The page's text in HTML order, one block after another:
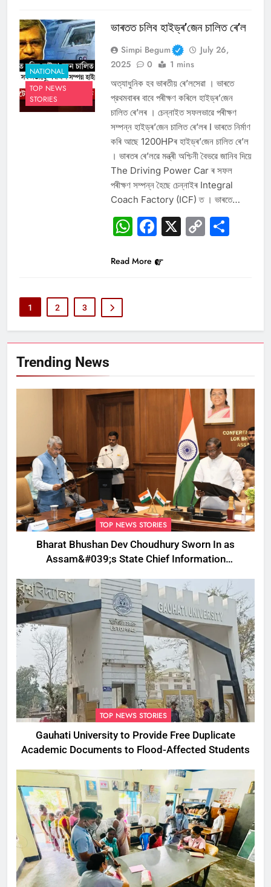
NATIONAL
TOP NEWS
STORIES
ভাৰতত চলিব হাইড্ৰ’জেন চালিত ৰে’ল
Simpi Begum
July 26,
2025
0 1 mins
অত্যাধুনিক হব ভাৰতীয় ৰে’লসেৱা । ভাৰতে
প্রথমবাৰৰ বাবে পৰীক্ষণ কৰিলে হাইড্ৰ’জেন
চালিত ৰে’লৰ । চেন্নাইত সফলভাৱে পৰীক্ষণ
সম্পন্ন হাইড্ৰ’জেন চালিত ৰে’লৰ I ভাৰতে নিৰ্মাণ
কৰি আছে 1200HPৰ হাইড্ৰ’জেন চালিত ৰে’ল
। ভাৰতৰ ৰে’লৱে মন্ত্ৰী অশ্চিনী বৈভৱে জানিব দিয়ে
The Driving Power Car ৰ সফল
পৰীক্ষণ সম্পন্ন হৈছে চেন্নাইৰ Integral
Coach Factory (ICF) ত । ভাৰতে…
WhatsApp
Facebook
X Copy
Read More
1 2 3
Trending News
TOP NEWS STORIES
Bharat Bhushan Dev Choudhury Sworn In as
Assam&#039;s State Chief Information
TOP NEWS STORIES
Gauhati University to Provide Free Duplicate
Academic Documents to Flood-Affected Students